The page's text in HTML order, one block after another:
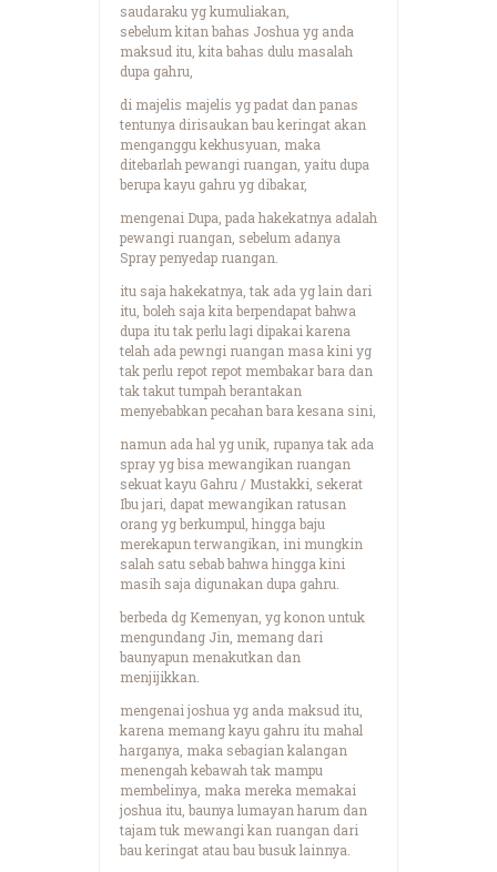
saudaraku yg kumuliakan,
sebelum kitan bahas Joshua yg anda
maksud itu, kita bahas dulu masalah
dupa gahru,
di majelis majelis yg padat dan panas
tentunya dirisaukan bau keringat akan
menganggu kekhusyuan, maka
ditebarlah pewangi ruangan, yaitu dupa
berupa kayu gahru yg dibakar,
mengenai Dupa, pada hakekatnya adalah
pewangi ruangan, sebelum adanya
Spray penyedap ruangan.
itu saja hakekatnya, tak ada yg lain dari
itu, boleh saja kita berpendapat bahwa
dupa itu tak perlu lagi dipakai karena
telah ada pewngi ruangan masa kini yg
tak perlu repot repot membakar bara dan
tak takut tumpah berantakan
menyebabkan pecahan bara kesana sini,
namun ada hal yg unik, rupanya tak ada
spray yg bisa mewangikan ruangan
sekuat kayu Gahru / Mustakki, sekerat
Ibu jari, dapat mewangikan ratusan
orang yg berkumpul, hingga baju
merekapun terwangikan, ini mungkin
salah satu sebab bahwa hingga kini
masih saja digunakan dupa gahru.
berbeda dg Kemenyan, yg konon untuk
mengundang Jin, memang dari
baunyapun menakutkan dan
menjijikkan.
mengenai joshua yg anda maksud itu,
karena memang kayu gahru itu mahal
harganya, maka sebagian kalangan
menengah kebawah tak mampu
membelinya, maka mereka memakai
joshua itu, baunya lumayan harum dan
tajam tuk mewangi kan ruangan dari
bau keringat atau bau busuk lainnya.